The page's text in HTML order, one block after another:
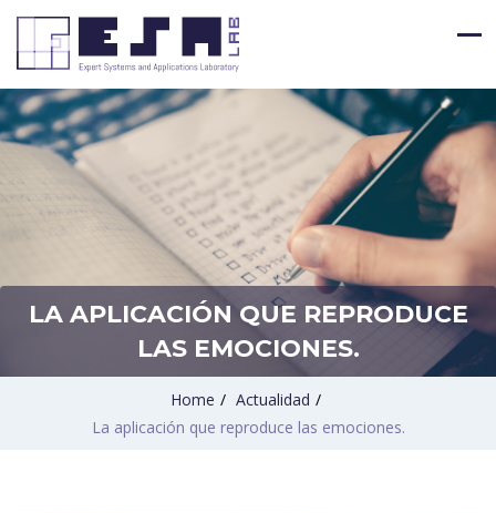
LA APLICACIÓN QUE REPRODUCE
LAS EMOCIONES.
Home / Actualidad /
La aplicación que reproduce las emociones.